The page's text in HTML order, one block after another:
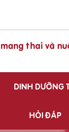
thai và
DINH DƯỠNG
HỎI ĐÁP